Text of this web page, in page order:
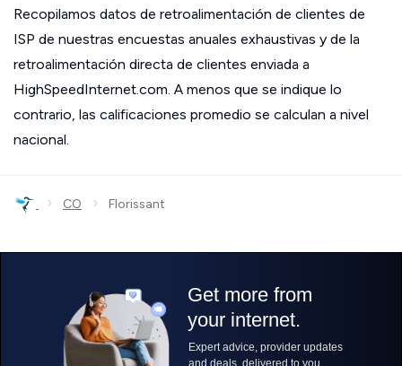
Recopilamos datos de retroalimentación de clientes de
ISP de nuestras encuestas anuales exhaustivas y de la
retroalimentación directa de clientes enviada a
HighSpeedInternet.com. A menos que se indique lo
contrario, las calificaciones promedio se calculan a nivel
nacional.
› CO › Florissant